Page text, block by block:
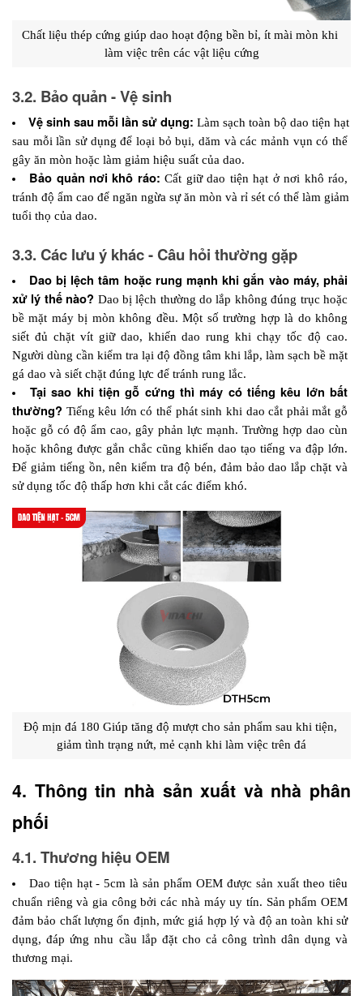
Chất liệu thép cứng giúp dao hoạt động bền bỉ, ít mài mòn khi
làm việc trên các vật liệu cứng
3.2. Bảo quản - Vệ sinh
Vệ sinh sau mỗi lần sử dụng: Làm sạch toàn bộ dao tiện hạt
sau mỗi lần sử dụng để loại bỏ bụi, dăm và các mảnh vụn có thể
gây ăn mòn hoặc làm giảm hiệu suất của dao.
Bảo quản nơi khô ráo: Cất giữ dao tiện hạt ở nơi khô ráo,
tránh độ ẩm cao để ngăn ngừa sự ăn mòn và rỉ sét có thể làm giảm
tuổi thọ của dao.
3.3. Các lưu ý khác - Câu hỏi thường gặp
Dao bị lệch tâm hoặc rung mạnh khi gắn vào máy, phải
xử lý thế nào? Dao bị lệch thường do lắp không đúng trục hoặc
bề mặt máy bị mòn không đều. Một số trường hợp là do không
siết đủ chặt vít giữ dao, khiến dao rung khi chạy tốc độ cao.
Người dùng cần kiểm tra lại độ đồng tâm khi lắp, làm sạch bề mặt
gá dao và siết chặt đúng lực để tránh rung lắc.
Tại sao khi tiện gỗ cứng thì máy có tiếng kêu lớn bất
thường? Tiếng kêu lớn có thể phát sinh khi dao cắt phải mắt gỗ
hoặc gỗ có độ ẩm cao, gây phản lực mạnh. Trường hợp dao cùn
hoặc không được gắn chắc cũng khiến dao tạo tiếng va đập lớn.
Để giảm tiếng ồn, nên kiểm tra độ bén, đảm bảo dao lắp chặt và
sử dụng tốc độ thấp hơn khi cắt các điểm khó.
Độ mịn đá 180 Giúp tăng độ mượt cho sản phẩm sau khi tiện,
giảm tình trạng nứt, mẻ cạnh khi làm việc trên đá
4. Thông tin nhà sản xuất và nhà phân
phối
4.1. Thương hiệu OEM
Dao tiện hạt - 5cm là sản phẩm OEM được sản xuất theo tiêu
chuẩn riêng và gia công bởi các nhà máy uy tín. Sản phẩm OEM
đảm bảo chất lượng ổn định, mức giá hợp lý và độ an toàn khi sử
dụng, đáp ứng nhu cầu lắp đặt cho cả công trình dân dụng và
thương mại.